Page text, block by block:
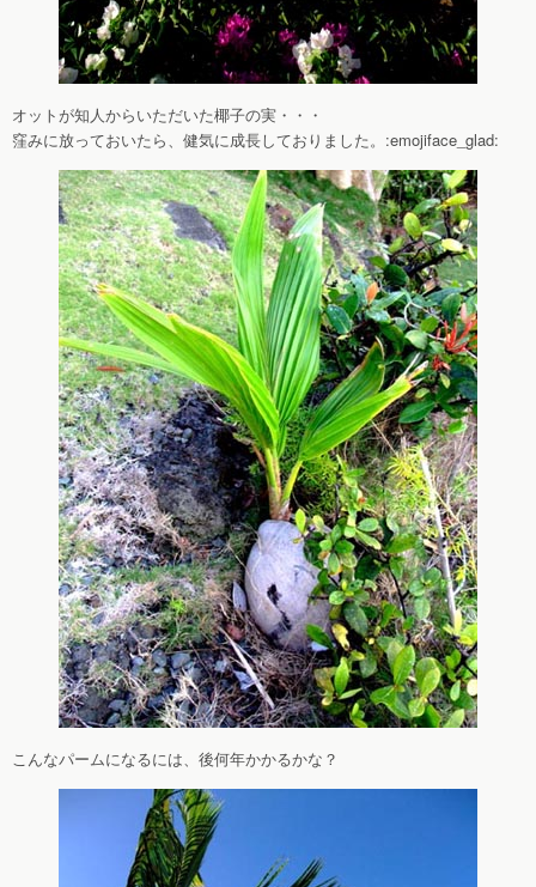
オットが知人からいただいた椰子の実・・・
窪みに放っておいたら、健気に成長しておりました。:emojiface_glad:
こんなパームになるには、後何年かかるかな？